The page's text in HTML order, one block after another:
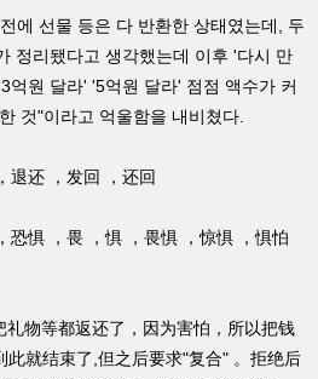
에 선물 등은 다 반환한 상태였는데, 두
정리됐다고 생각했는데 이후 '다시 만
억원 달라' '5억원 달라' 점점 액수가 커
것"이라고 억울함을 내비쳤다.
退还 ，发回 ，还回
恐惧 ，畏 ，惧 ，畏惧 ，惊惧 ，惧怕
物等都返还了，因为害怕，所以把钱
此就结束了,但之后要求"复合" 。拒绝后